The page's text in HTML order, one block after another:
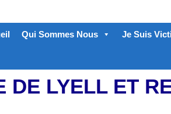
Qui Sommes Nous Je Suis
DE LYELL ET